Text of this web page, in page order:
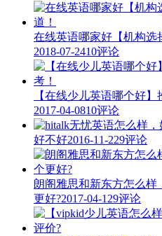
在线英语哪家好【机构选
2018-07-2410评论
【在线少儿英语哪个好
2017-04-0810评论
好不好2016-11-229评论
朗阁雅思和新东方怎么样
更好?2017-04-129评论